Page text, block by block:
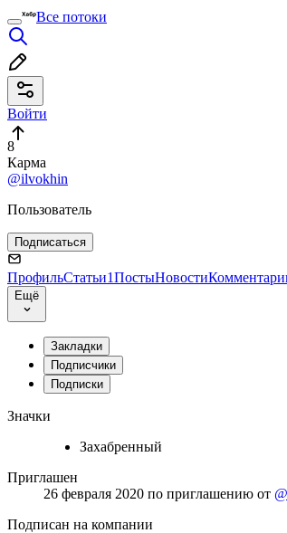
Все потоки
Войти
8
Карма
@ilvokhin
Пользователь
Подписаться
ПрофильСтатьи1ПостыНовости
Ещё
Закладки
Подписчики
Подписки
Значки
Захабренный
Приглашен
26 февраля 2020 по приглашению от
Подписан на компании